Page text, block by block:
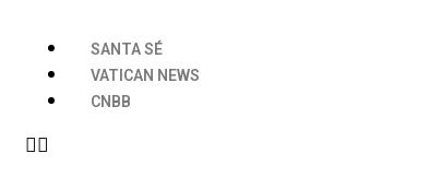
SANTA SÉ
VATICAN NEWS
CNBB